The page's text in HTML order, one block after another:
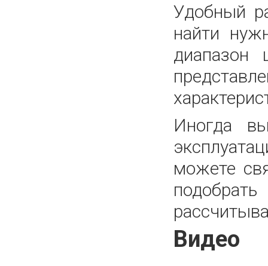
Удобный
найти
диапазон
Иногда
можете
Видео